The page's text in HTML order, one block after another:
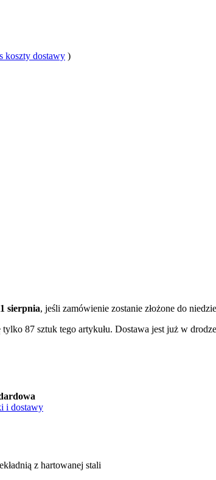
koszty dostawy )
sierpnia, jeśli zamówienie zostanie złożone do
87 sztuk tego artykułu. Dostawa jest już w
i dostawy
z hartowanej stali